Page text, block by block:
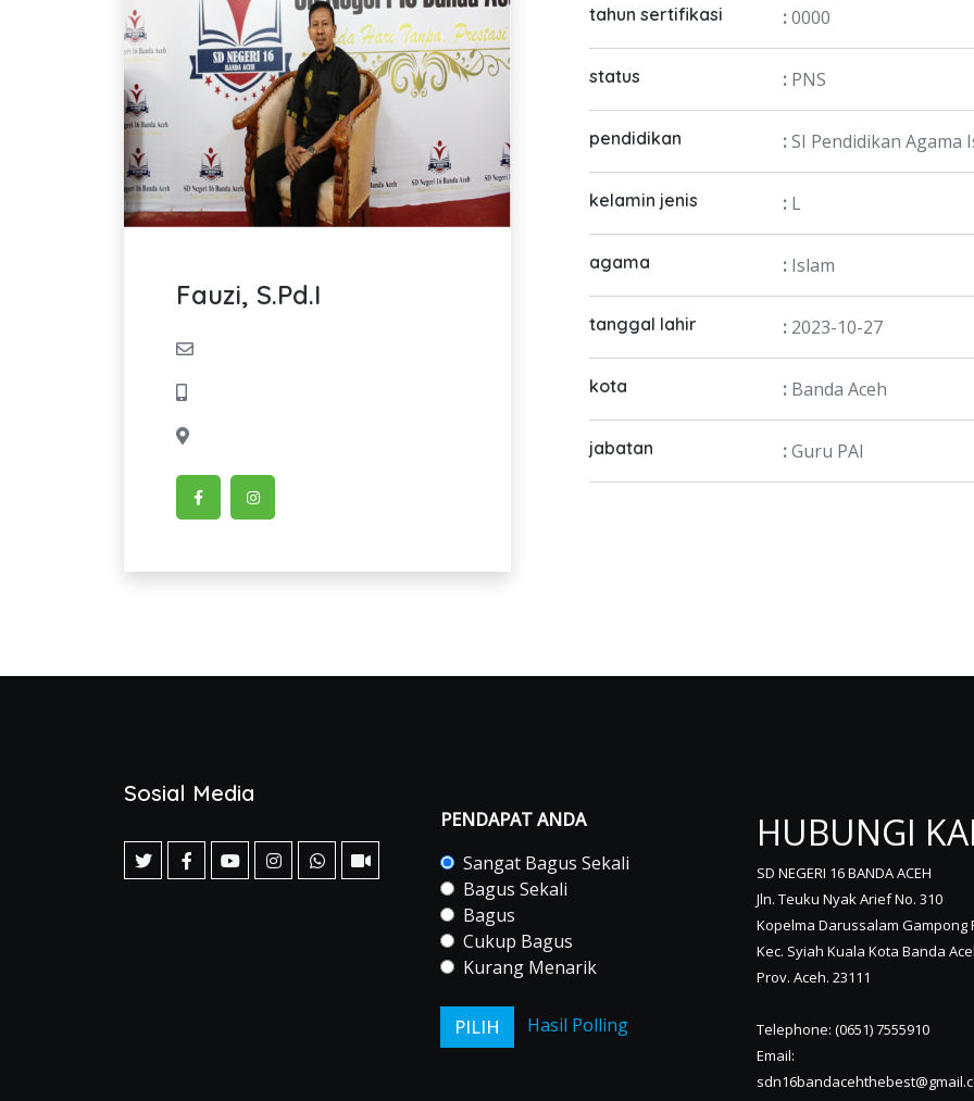
Fauzi, S.Pd.I
tahun sertifikasi :0000
status : PNS
pendidikan :SI Pendidikan Agama
kelamin jenis : L
agama : Islam
tanggal lahir : 2023-10-27
kota : Banda Aceh
jabatan :Guru PAI
Sosial Media
PENDAPAT ANDA
Sangat Bagus Sekali
Bagus Sekali
Bagus
Cukup Bagus
Kurang Menarik
Hasil Polling
HUBUNGI
SD NEGERI 16 BANDA ACEH
Jln. Teuku Nyak Arief No. 310
Kopelma Darussalam Gampong
Kec. Syiah Kuala Kota Banda
Prov. Aceh. 23111
Telephone: (0651) 7555910
Email: